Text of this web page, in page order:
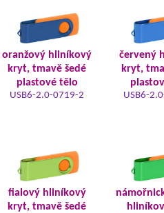
oranžový hliníkový
kryt, tmavě šedé
plastové tělo
USB6-2.0-0719-2
červený
kryt,
USB6-
fialový hliníkový
kryt, tmavě šedé